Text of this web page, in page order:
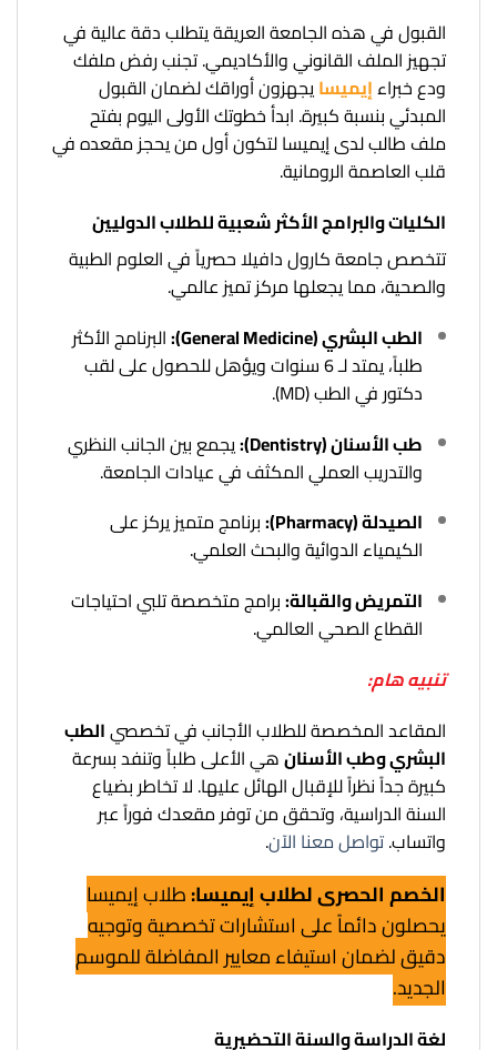
القبول في هذه الجامعة العريقة يتطلب دقة عالية في
تجهيز الملف القانوني والأكاديمي. تجنب رفض ملفك
ودع خبراءإيميسا يجهزون أوراقك لضمان القبول
المبدئي بنسبة كبيرة. ابدأ خطوتك الأولى اليوم بفتح
ملف طالب لدى إيميسا لتكون أول من يحجز مقعده في
قلب العاصمة الرومانية.
الكليات والبرامج الأكثر شعبية للطلاب الدوليين
تتخصص جامعة كارول دافيلا حصرياً في العلوم الطبية
والصحية، مما يجعلها مركز تميز عالمي.
الطب البشري (General Medicine):
البرنامج الأكثر
طلباً، يمتد لـ 6 سنوات ويؤهل للحصول على لقب
دكتور في الطب (MD).
طب الأسنان (Dentistry):
يجمع بين الجانب النظري
والتدريب العملي المكثف في عيادات الجامعة.
الصيدلة (Pharmacy):
برنامج متميز يركز على
الكيمياء الدوائية والبحث العلمي.
التمريض والقبالة:برامج متخصصة تلبي احتياجات
القطاع الصحي العالمي.
تنبيه هام:
المقاعد المخصصة للطلاب الأجانب في تخصصيالطب
البشري وطب الأسنانهي الأعلى طلباً وتنفد بسرعة
كبيرة جداً نظراً للإقبال الهائل عليها. لا تخاطر بضياع
السنة الدراسية، وتحقق من توفر مقعدك فوراً عبر
واتساب.تواصل معنا الآن.
الخصم الحصري لطلاب إيميسا:طلاب إيميسا
يحصلون دائماً على استشارات تخصصية وتوجيه
دقيق لضمان استيفاء معايير المفاضلة للموسم
الجديد.
لغة الدراسة والسنة التحضيرية